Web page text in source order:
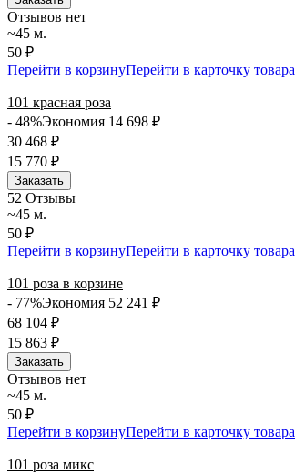
Отзывов нет
~45 м.
50 ₽
Перейти в корзинуПерейти в карточку товара
101 красная роза
- 48%Экономия 14 698 ₽
30 468 ₽
15 770 ₽
Заказать
52 Отзывы
~45 м.
50 ₽
Перейти в корзинуПерейти в карточку товара
101 роза в корзине
- 77%Экономия 52 241 ₽
68 104 ₽
15 863 ₽
Заказать
Отзывов нет
~45 м.
50 ₽
Перейти в корзинуПерейти в карточку товара
101 роза микс